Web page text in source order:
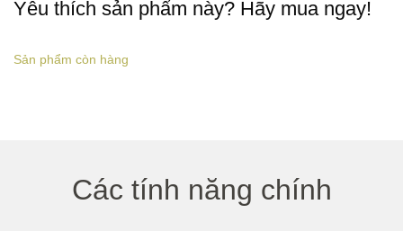
Yêu thích sản phẩm này? Hãy mua ngay!
Sản phẩm còn hàng
Các tính năng chính